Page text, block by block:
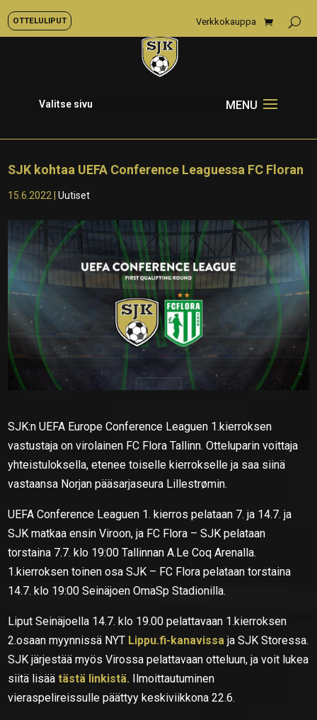
OTTELULIPUT Verkkokauppa
Valitse sivu
SJK kohtaa UEFA Conference Leaguessa FC Floran
15.6.2022 |Uutiset
SJK:n UEFA Europe Conference Leaguen 1.kierroksen
vastustaja on virolainen FC Flora Tallinn. Otteluparin voittaja
yhteistuloksella, etenee toiselle kierrokselle ja saa siinä
vastaansa Norjan pääsarjaseura Lillestrømin.
UEFA Conference Leaguen 1. kierros pelataan 7. ja 14.7. ja
SJK matkaa ensin Viroon, ja FC Flora – SJK pelataan
torstaina 7.7. klo 19:00 Tallinnan A.Le Coq Arenalla.
1.kierroksen toinen osa SJK – FC Flora pelataan torstaina
14.7. klo 19:00 Seinäjoen OmaSp Stadionilla.
Liput Seinäjoella 14.7. klo 19.00 pelattavaan 1.kierroksen
2.osaan myynnissä NYT Lippu.fi-kanavissa ja SJK Storessa.
SJK järjestää myös Virossa pelattavaan otteluun, ja voit lukea
siitä lisää tästä linkistä. Ilmoittautuminen
vieraspelireissulle päättyy keskiviikkona 22.6.